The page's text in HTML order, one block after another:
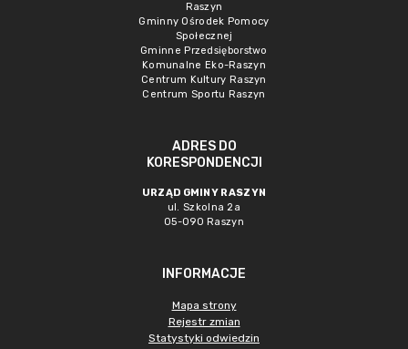
Raszyn
Gminny Ośrodek Pomocy
Społecznej
Gminne Przedsięborstwo
Komunalne Eko-Raszyn
Centrum Kultury Raszyn
Centrum Sportu Raszyn
ADRES DO
KORESPONDENCJI
URZĄD GMINY RASZYN
ul. Szkolna 2a
05-090 Raszyn
INFORMACJE
Mapa strony
Rejestr zmian
Statystyki odwiedzin